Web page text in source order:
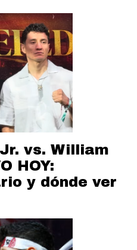
vs. William
HOY:
y dónde ver